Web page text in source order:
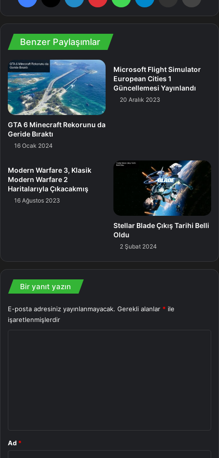
içeriyor.
Altı oyunun tümü 1 Ağustos’tan itibaren kütüphaneye
eklenebilecek. Ağustos ayı boyunca, Prime üyeleri Fall
Guys, Grand Theft Auto Online ve World of Warcraft da
dahil olmak üzere birçok oyun için fiyatsız içeriğe sahip
olabilecek. Şayet hala Prime üyesi değilseniz, Amazon
Prime’a ayda yalnızca 7,90 TL karşılığında sahip olabilir
veya 30 günlük deneme müddetinden faydalanabilirsiniz.
Amazon Prime Üyesi Olmak İçin Tıklayın
Oyun Prime Star War
Benzer Paylaşımlar
GTA 6 Minecraft Rekorunu da
Geride Bıraktı
16 Ocak 2024
Microsoft Flight Simulator
European Cities 1
Güncellemesi Yayınlandı
20 Aralık 2023
Modern Warfare 3, Klasik
Modern Warfare 2
Haritalarıyla Çıkacakmış
16 Ağustos 2023
Stellar Blade Çıkış Tarihi Belli
Oldu
2 Şubat 2024
Bir yanıt yazın
E-posta adresiniz yayınlanmayacak. Gerekli alanlar * ile
işaretlenmişlerdir
Ad *